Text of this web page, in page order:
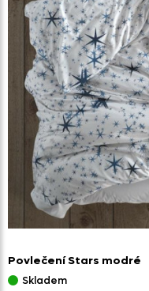
Povlečení Stars modré
Skladem